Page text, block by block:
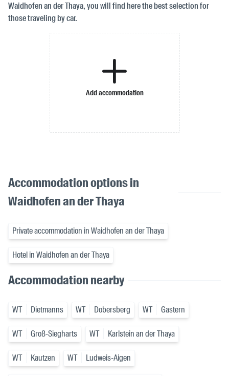
Waidhofen an der Thaya, you will find here the best selection for
those traveling by car.
Add accommodation
Accommodation options in
Waidhofen an der Thaya
Private accommodation in Waidhofen an der Thaya
Hotel in Waidhofen an der Thaya
Accommodation nearby
WT Dietmanns WT Dobersberg WT Gastern
WT Groß-Siegharts WT Karlstein an der Thaya
WT Kautzen WT Ludweis-Aigen